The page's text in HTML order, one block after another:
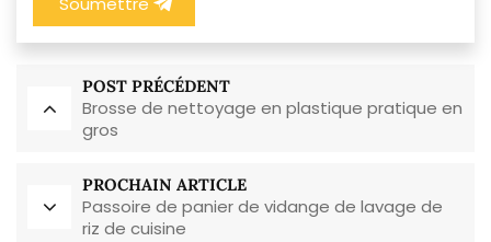
POST PRÉCÉDENT
Brosse de nettoyage en plastique pratique en
gros
PROCHAIN ARTICLE
Passoire de panier de vidange de lavage de
riz de cuisine